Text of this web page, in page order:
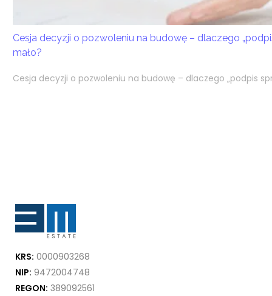
Cesja decyzji o pozwoleniu na budowę – dlaczego
mało?
Cesja decyzji o pozwoleniu na budowę – dlaczego „podpis
KRS: 0000903268
NIP: 9472004748
REGON: 389092561